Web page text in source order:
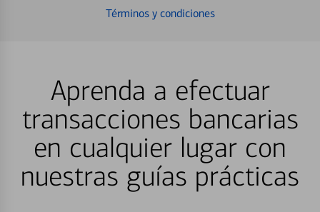
Términos y condiciones
Aprenda a efectuar
transacciones bancarias
en cualquier lugar con
nuestras guías prácticas